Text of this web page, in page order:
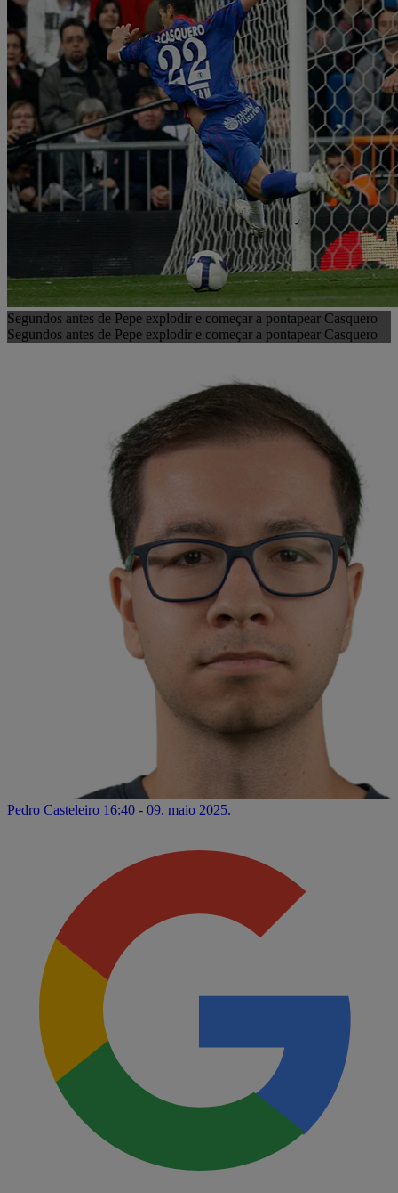
Segundos antes de Pepe explodir e começar a pontapear Casquero
Segundos antes de Pepe explodir e começar a pontapear Casquero
Pedro Casteleiro 16:40 - 09. maio 2025.